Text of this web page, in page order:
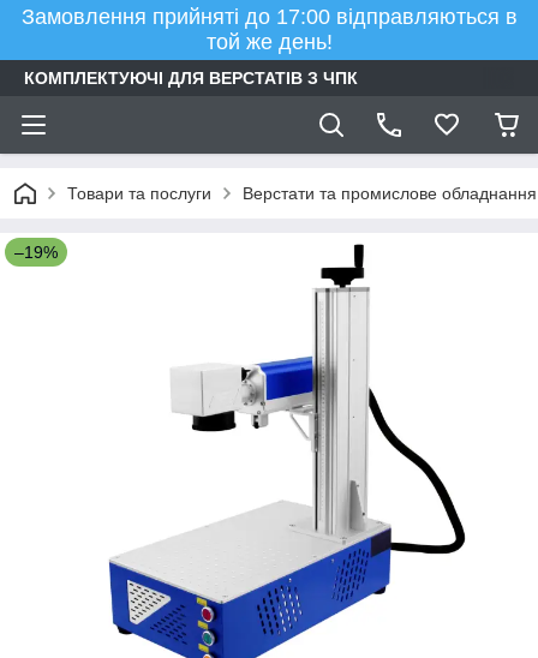
Замовлення прийняті до 17:00 відправляються в
той же день!
КОМПЛЕКТУЮЧІ ДЛЯ ВЕРСТАТІВ З ЧПК
Товари та послуги Верстати та промислове обладнання
–19%